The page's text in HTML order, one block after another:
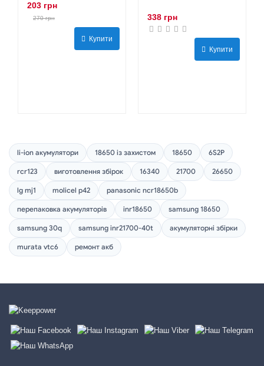
203 грн
270 грн
Купити
338 грн
Купити
li-ion акумулятори 18650 із захистом 18650 6S2P
rcr123 виготовлення збірок 16340 21700 26650
lg mj1 molicel p42 panasonic ncr18650b
перепаковка акумуляторів inr18650 samsung 18650
samsung 30q samsung inr21700-40t акумуляторні збірки
murata vtc6 ремонт акб